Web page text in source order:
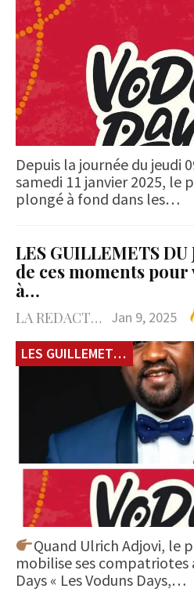
Depuis la journée du jeudi
samedi 11 janvier 2025, le
plongé à fond dans les…
LES GUILLEMETS
de ces moments
à…
LA REDACTION Jan 9, 2025
LES GUILLEMETS DU JOUR
Quand Ulrich Adjovi, le
mobilise ses compatriotes
Days « Les Voduns Days,…